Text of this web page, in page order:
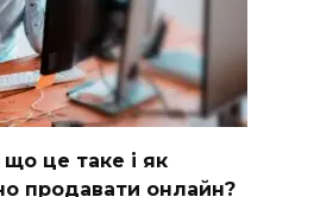
це таке і як
продавати онлайн?